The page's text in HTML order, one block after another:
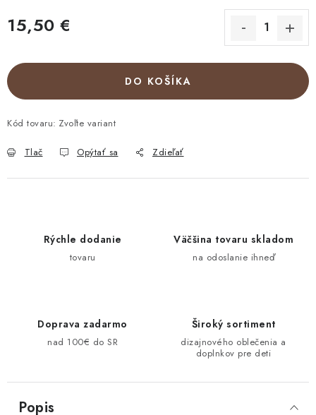
15,50 €
DO KOŠÍKA
Kód tovaru: Zvoľte variant
Tlač Opýtať sa Zdieľať
Rýchle dodanie
tovaru
Väčšina tovaru skladom
na odoslanie ihneď
Doprava zadarmo
nad 100€ do SR
Široký sortiment
dizajnového oblečenia a
doplnkov pre deti
Popis